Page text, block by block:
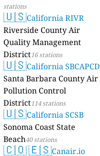
stations
🇺🇸California RIVR
Riverside County Air
Quality Management
District16 stations
🇺🇸California SBCAPCD
Santa Barbara County Air
Pollution Control
District114 stations
🇺🇸California SCSB
Sonoma Coast State
Beach40 stations
🇨🇴🇪🇸Canair.io